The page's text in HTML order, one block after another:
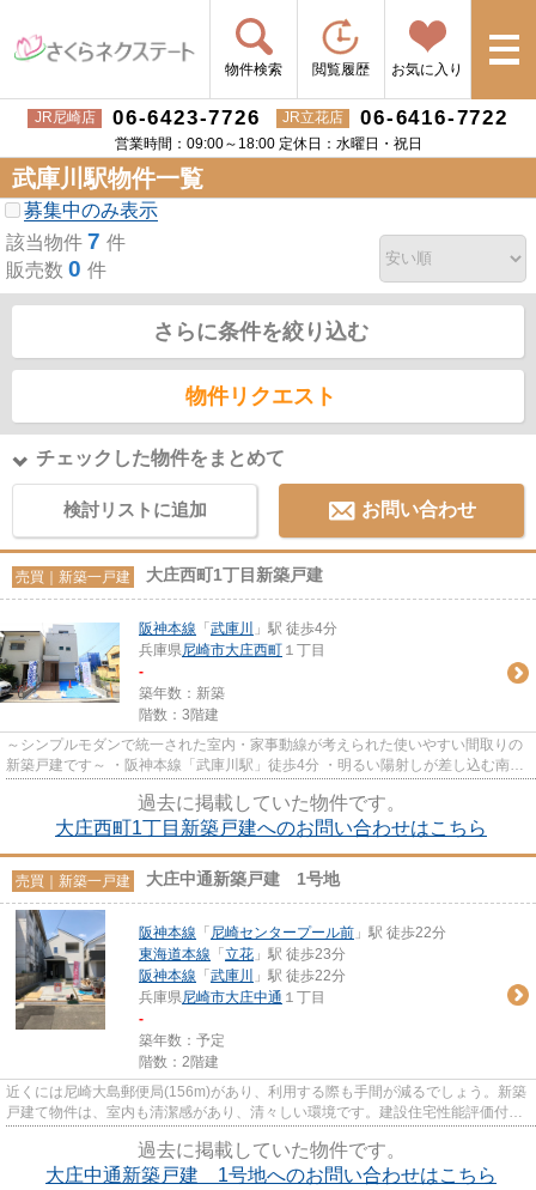
物件検索 閲覧履歴 お気に入り
JR尼崎店 06-6423-7726 JR立花店 06-6416-7722
営業時間：09:00～18:00 定休日：水曜日・祝日
武庫川駅物件一覧
募集中のみ表示
該当物件 7 件
販売数 0 件
さらに条件を絞り込む
物件リクエスト
チェックした物件をまとめて
検討リストに追加 お問い合わせ
売買｜新築一戸建 大庄西町1丁目新築戸建
阪神本線 「 武庫川
」駅 徒歩4分
兵庫県尼崎市大庄西町 １丁目
-
築年数：新築
階数：3階建
～シンプルモダンで統一された室内・家事動線が考えられた使いやすい間取りの
新築戸建です～ ・阪神本線「武庫川駅」徒歩4分 ・明るい陽射しが差し込む南向
過去に掲載していた物件です。
大庄西町1丁目新築戸建へのお問い合わせはこちら
売買｜新築一戸建 大庄中通新築戸建 1号地
阪神本線 「 尼崎センタープール前 」駅 徒歩22分
東海道本線 「 立花 」駅 徒歩23分
阪神本線 「 武庫川
」駅 徒歩22分
兵庫県尼崎市大庄中通 １丁目
-
築年数：予定
階数：2階建
近くには尼崎大島郵便局(156m)があり、利用する際も手間が減るでしょう。新築
戸建て物件は、室内も清潔感があり、清々しい環境です。建設住宅性能評価付な
過去に掲載していた物件です。
大庄中通新築戸建 1号地へのお問い合わせはこちら